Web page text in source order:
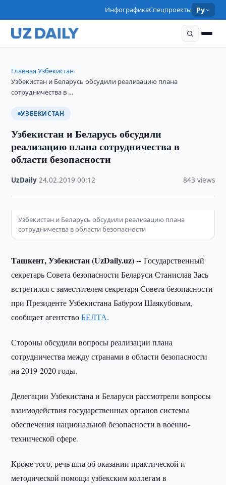
ИнфографикаСпецпроекты Ру
Главная›Узбекистан›
Узбекистан и Беларусь обсудили реализацию плана
сотрудничества в …
УЗБЕКИСТАН
Узбекистан и Беларусь обсудили
реализацию плана сотрудничества в
области безопасности
UzDaily ·24.02.2019 ·00:12 843 views
Узбекистан и Беларусь обсудили реализацию плана
сотрудничества в области безопасности
Ташкент, Узбекистан (UzDaily.uz) --Государственный
секретарь Совета безопасности Беларуси Станислав Зась
встретился с заместителем секретаря Совета безопасности
при Президенте Узбекистана Бабуром Шаякубовым,
сообщает агентствоБЕЛТА.
Стороны обсудили вопросы реализации плана
сотрудничества между странами в области безопасности
на 2019-2020 годы.
Делегации Узбекистана и Беларуси рассмотрели вопросы
взаимодействия государственных органов системы
обеспечения национальной безопасности в военно-
технической сфере.
Кроме того, речь шла об оказании практической и
методической помощи узбекским коллегам в